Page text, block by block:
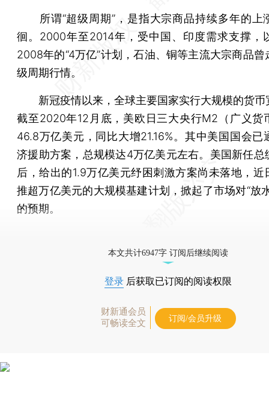
所谓“超级周期”，是指大宗商品持续多年的上
徊。2000年至2014年，受中国、印度需求支撑，
2008年的“4万亿”计划，石油、铜等主流大宗商品曾
级周期行情。
新冠疫情以来，全球主要国家实行大规模的货币
截至2020年12月底，美欧日三大央行M2（广义货
46.8万亿美元，同比大增21.16%。其中美国国会已
济援助方案，总规模达4万亿美元左右。美国新任总
后，给出的1.9万亿美元纾困刺激方案尚未落地，近
推超万亿美元的大规模基建计划，掀起了市场对“放
的预期。
本文共计6947字 订阅后继续阅读
登录 后获取已订阅的阅读权限
财新通会员
可畅读全文
订阅/会员升级